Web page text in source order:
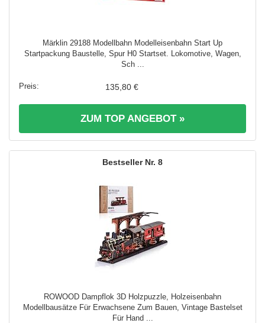
Märklin 29188 Modellbahn Modelleisenbahn Start Up
Startpackung Baustelle, Spur H0 Startset. Lokomotive, Wagen,
Sch ...
135,80 €
ZUM TOP ANGEBOT »
8
ROWOOD Dampflok 3D Holzpuzzle, Holzeisenbahn
Modellbausätze Für Erwachsene Zum Bauen, Vintage Bastelset
Für Hand ...